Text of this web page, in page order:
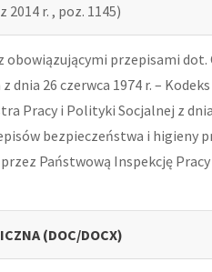
2014 r. , poz. 1145)
obowiązującymi przepisami dot.
dnia 26 czerwca 1974 r. –
Pracy i Polityki Socjalnej z
bezpieczeństwa i higieny
Państwową Inspekcję
(DOC/DOCX)